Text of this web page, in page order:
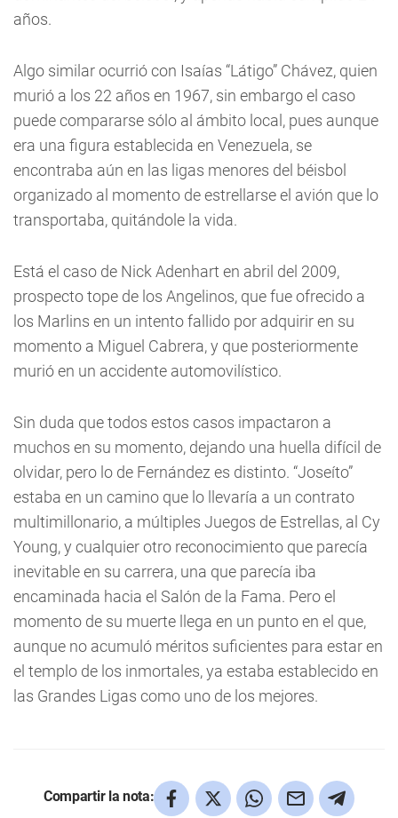
años.
Algo similar ocurrió con Isaías “Látigo” Chávez, quien
murió a los 22 años en 1967, sin embargo el caso
puede compararse sólo al ámbito local, pues aunque
era una figura establecida en Venezuela, se
encontraba aún en las ligas menores del béisbol
organizado al momento de estrellarse el avión que lo
transportaba, quitándole la vida.
Está el caso de Nick Adenhart en abril del 2009,
prospecto tope de los Angelinos, que fue ofrecido a
los Marlins en un intento fallido por adquirir en su
momento a Miguel Cabrera, y que posteriormente
murió en un accidente automovilístico.
Sin duda que todos estos casos impactaron a
muchos en su momento, dejando una huella difícil de
olvidar, pero lo de Fernández es distinto. “Joseíto”
estaba en un camino que lo llevaría a un contrato
multimillonario, a múltiples Juegos de Estrellas, al Cy
Young, y cualquier otro reconocimiento que parecía
inevitable en su carrera, una que parecía iba
encaminada hacia el Salón de la Fama. Pero el
momento de su muerte llega en un punto en el que,
aunque no acumuló méritos suficientes para estar en
el templo de los inmortales, ya estaba establecido en
las Grandes Ligas como uno de los mejores.
Compartir la nota: